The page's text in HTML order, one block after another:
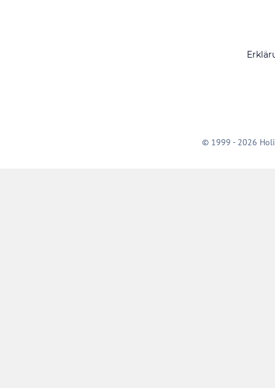
© 1999 - 2026